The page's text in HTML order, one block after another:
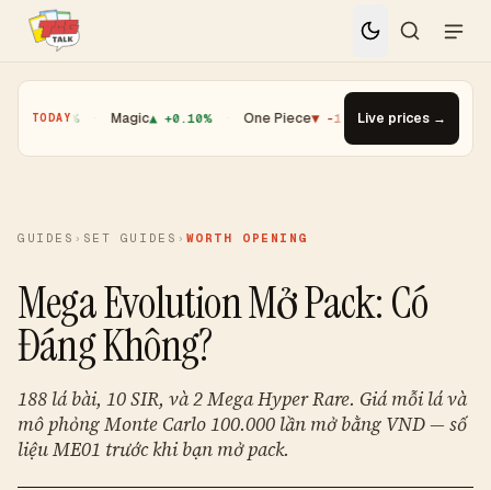
TODAY
· Magic ▲ +0.10% · One Piece ▼ -1.08% Top Gainer ·
Live prices →
GUIDES › SET GUIDES › WORTH OPENING
Mega Evolution Mở Pack: Có
Đáng Không?
188 lá bài, 10 SIR, và 2 Mega Hyper Rare. Giá mỗi lá và
mô phỏng Monte Carlo 100.000 lần mở bằng VND — số
liệu ME01 trước khi bạn mở pack.